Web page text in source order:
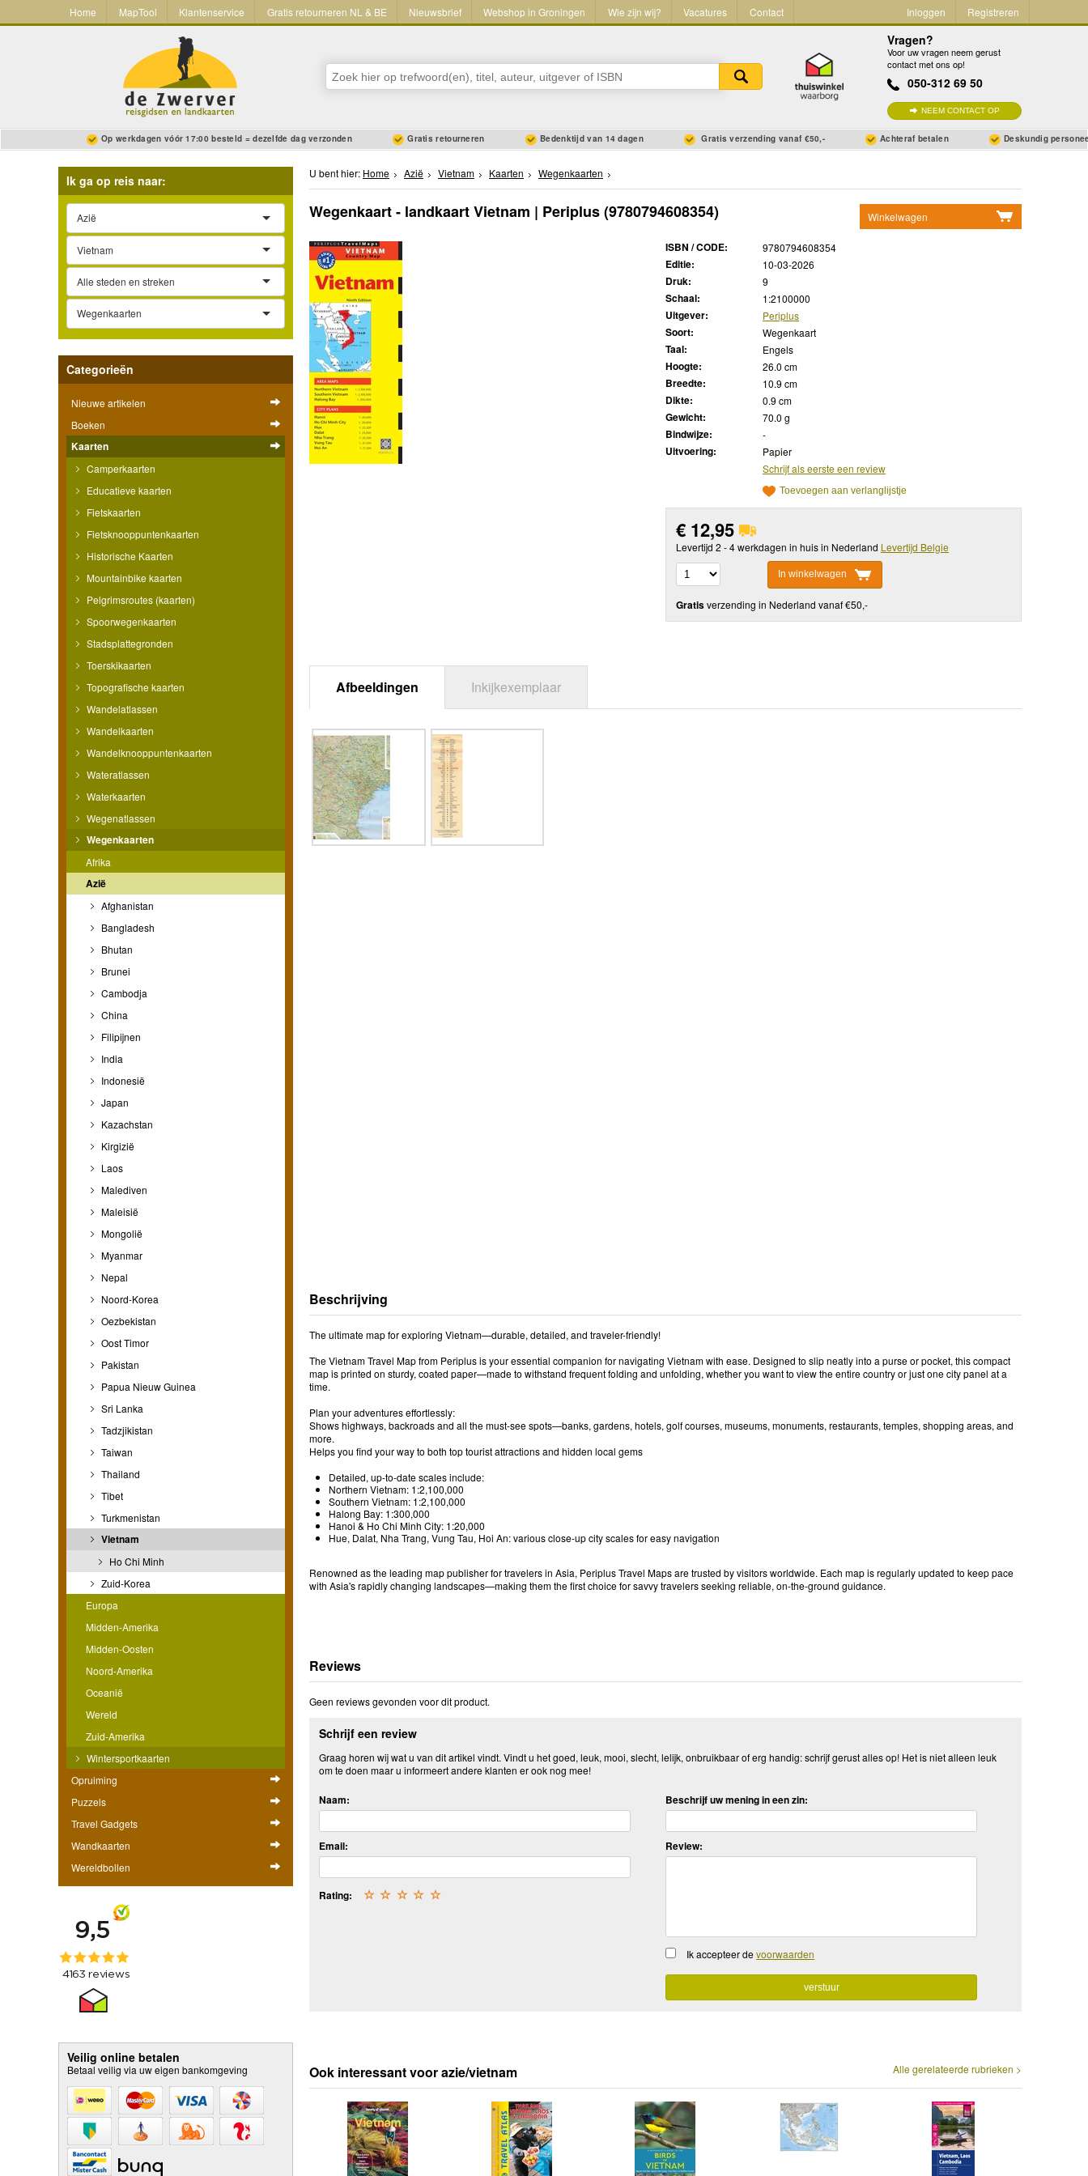
Home MapTool Klantenservice Gratis retourneren NL & BE Nieuwsbrief Webshop in Groningen Wie zijn wij? Vacatures Contact Inloggen Registreren
Vragen?
Voor uw vragen neem gerust
contact met ons op!
050-312 69 50
NEEM CONTACT OP
Op werkdagen vóór 17:00 besteld = dezelfde dag verzonden Gratis retourneren Bedenktijd van 14 dagen Gratis verzending vanaf €50,- Achteraf betalen Deskundig
Ik ga op reis naar:
Azië
Vietnam
Alle steden en streken
Wegenkaarten
Categorieën
Nieuwe artikelen
Boeken
Kaarten
Camperkaarten
Educatieve kaarten
Fietskaarten
Fietsknooppuntenkaarten
Historische Kaarten
Mountainbike kaarten
Pelgrimsroutes (kaarten)
Spoorwegenkaarten
Stadsplattegronden
Toerskikaarten
Topografische kaarten
Wandelatlassen
Wandelkaarten
Wandelknooppuntenkaarten
Wateratlassen
Waterkaarten
Wegenatlassen
Wegenkaarten
Afrika
Azië
Afghanistan
Bangladesh
Bhutan
Brunei
Cambodja
China
Filipijnen
India
Indonesië
Japan
Kazachstan
Kirgizië
Laos
Malediven
Maleisië
Mongolië
Myanmar
Nepal
Noord-Korea
Oezbekistan
Oost Timor
Pakistan
Papua Nieuw Guinea
Sri Lanka
Tadzjikistan
Taiwan
Thailand
Tibet
Turkmenistan
Vietnam
Ho Chi Minh
Zuid-Korea
Europa
Midden-Amerika
Midden-Oosten
Noord-Amerika
Oceanië
Wereld
Zuid-Amerika
Wintersportkaarten
Opruiming
Puzzels
Travel Gadgets
Wandkaarten
Wereldbollen
Veilig online betalen
Betaal veilig via uw eigen bankomgeving
U bent hier: Home Azië Vietnam Kaarten Wegenkaarten
Winkelwagen
Wegenkaart - landkaart Vietnam | Periplus(9780794608354)
ISBN / CODE: 9780794608354
Editie: 10-03-2026
Druk: 9
Schaal: 1:2100000
Uitgever: Periplus
Soort: Wegenkaart
Taal: Engels
Hoogte: 26.0 cm
Breedte: 10.9 cm
Dikte: 0.9 cm
Gewicht: 70.0 g
Bindwijze: -
Uitvoering:
Papier
Schrijf als eerste een review
Toevoegen aan verlanglijstje
€ 12,95
Levertijd 2 - 4 werkdagen in huis in Nederland Levertijd Belgie
In winkelwagen
Gratisverzending in Nederland vanaf €50,-
Afbeeldingen Inkijkexemplaar
Beschrijving
The ultimate map for exploring Vietnam—durable, detailed, and traveler-friendly!
The Vietnam Travel Map from Periplus is your essential companion for navigating Vietnam with ease. Designed to slip neatly into a purse or pocket, this compact
map is printed on sturdy, coated paper—made to withstand frequent folding and unfolding, whether you want to view the entire country or just one city panel at a
time.
Plan your adventures effortlessly:
Shows highways, backroads and all the must-see spots—banks, gardens, hotels, golf courses, museums, monuments, restaurants, temples, shopping areas, and
more.
Helps you find your way to both top tourist attractions and hidden local gems
Detailed, up-to-date scales include:
Northern Vietnam: 1:2,100,000
Southern Vietnam: 1:2,100,000
Halong Bay: 1:300,000
Hanoi & Ho Chi Minh City: 1:20,000
Hue, Dalat, Nha Trang, Vung Tau, Hoi An: various close-up city scales for easy navigation
Renowned as the leading map publisher for travelers in Asia, Periplus Travel Maps are trusted by visitors worldwide. Each map is regularly updated to keep pace
with Asia's rapidly changing landscapes—making them the first choice for savvy travelers seeking reliable, on-the-ground guidance.
Reviews
Geen reviews gevonden voor dit product.
Schrijf een review
Graag horen wij wat u van dit artikel vindt. Vindt u het goed, leuk, mooi, slecht, lelijk, onbruikbaar of erg handig: schrijf gerust alles op! Het is niet alleen leuk
om te doen maar u informeert andere klanten er ook nog mee!
Naam:
Email:
Rating: ☆
☆
☆
☆
☆
Beschrijf uw mening in een zin:
Review:
Ik accepteer devoorwaarden
Alle gerelateerde rubrieken >
Ook interessant voor azie/vietnam